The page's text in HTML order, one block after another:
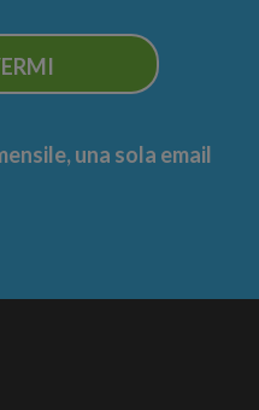
una sola email